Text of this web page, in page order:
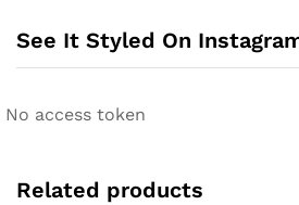
See It Styled On
No access token
Related products